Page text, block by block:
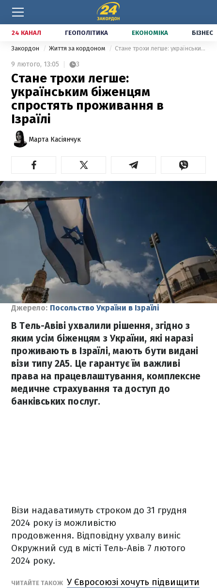
24 КАНАЛ ГЕОПОЛІТИКА ЕКОНОМІКА БІЗНЕС
Закордон Життя за кордоном Стане трохи легше: українським біженцям спростять проживання в Ізраїлі
9 лютого, 13:05 3
Стане трохи легше:
українським біженцям
спростять проживання в
Ізраїлі
Марта Касіянчук
Джерело: Посольство України в Ізраїлі
В Тель-Авіві ухвалили рішення, згідно з
яким усім біженцям з України, які наразі
проживають в Ізраїлі, мають бути видані
візи типу 2А5. Це гарантує їм важливі
права на працевлаштування, комплексне
медичне страхування та доступ до
банківських послуг.
Візи надаватимуть строком до 31 грудня
2024 року із можливістю
продовження. Відповідну ухвалу виніс
Окружний суд в місті Тель-Авів 7 лютого
2024 року.
ЧИТАЙТЕ ТАКОЖ У Євросоюзі хочуть підвищити